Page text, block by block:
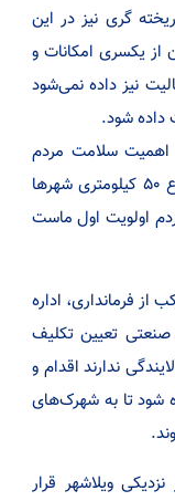
تولیدی و ریخته گری نیز در این
از یکسری امکانات و
نیز داده نمی‌شود
داده شود.
اهمیت سلامت مردم
اظهار داشت: برای واحد‌های آلاینده در شعاع ۵۰ کیلومتری شهرها
اولویت اول ماست
از فرمانداری، اداره
تعیین تکلیف
ندارند اقدام و
شود تا به شهرک‌های
ویلاشهر قرار